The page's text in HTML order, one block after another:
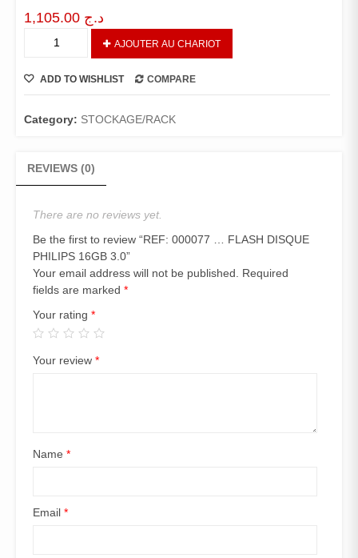
د.ج
FLASH
PHILIPS
quantity
AJOUTER AU CHARIOT
ADD TO WISHLIST COMPARE
Category: STOCKAGE/RACK
REVIEWS (0)
There are no reviews yet.
Be the first to review “REF: 000077 … FLASH DISQUE
PHILIPS 16GB 3.0”
Your email address will not be published. Required
fields are marked *
Your rating *
Your review *
Name *
Email *